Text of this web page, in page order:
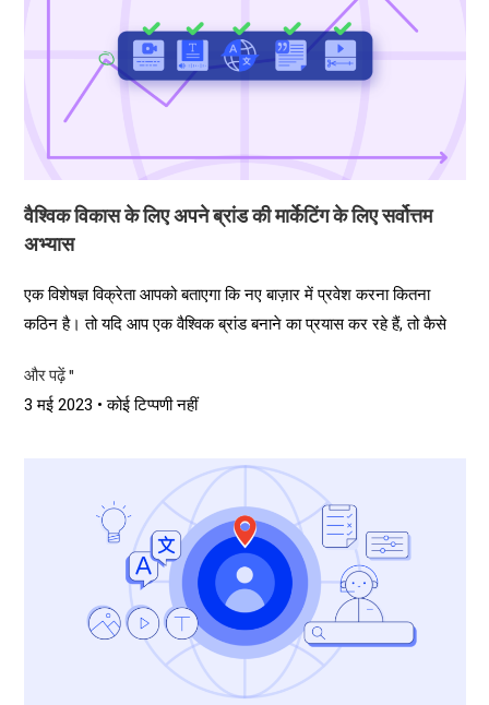
वैश्विक विकास के लिए अपने ब्रांड की मार्केटिंग के लिए सर्वोत्तम
अभ्यास
एक विशेषज्ञ विक्रेता आपको बताएगा कि नए बाज़ार में प्रवेश करना कितना
कठिन है। तो यदि आप एक वैश्विक ब्रांड बनाने का प्रयास कर रहे हैं, तो कैसे
और पढ़ें "
3 मई 2023 कोई टिप्पणी नहीं